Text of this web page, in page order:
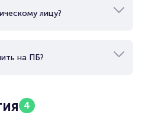
лицу?
на ПБ?
4